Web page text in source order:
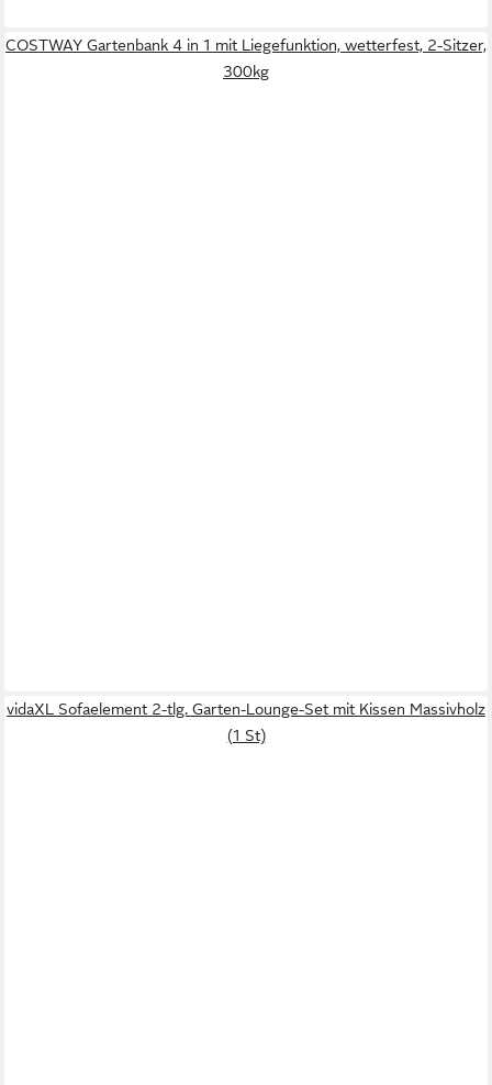
COSTWAY Gartenbank 4 in 1 mit Liegefunktion, wetterfest, 2-Sitzer,
300kg
vidaXL Sofaelement 2-tlg. Garten-Lounge-Set mit Kissen Massivholz
(1 St)